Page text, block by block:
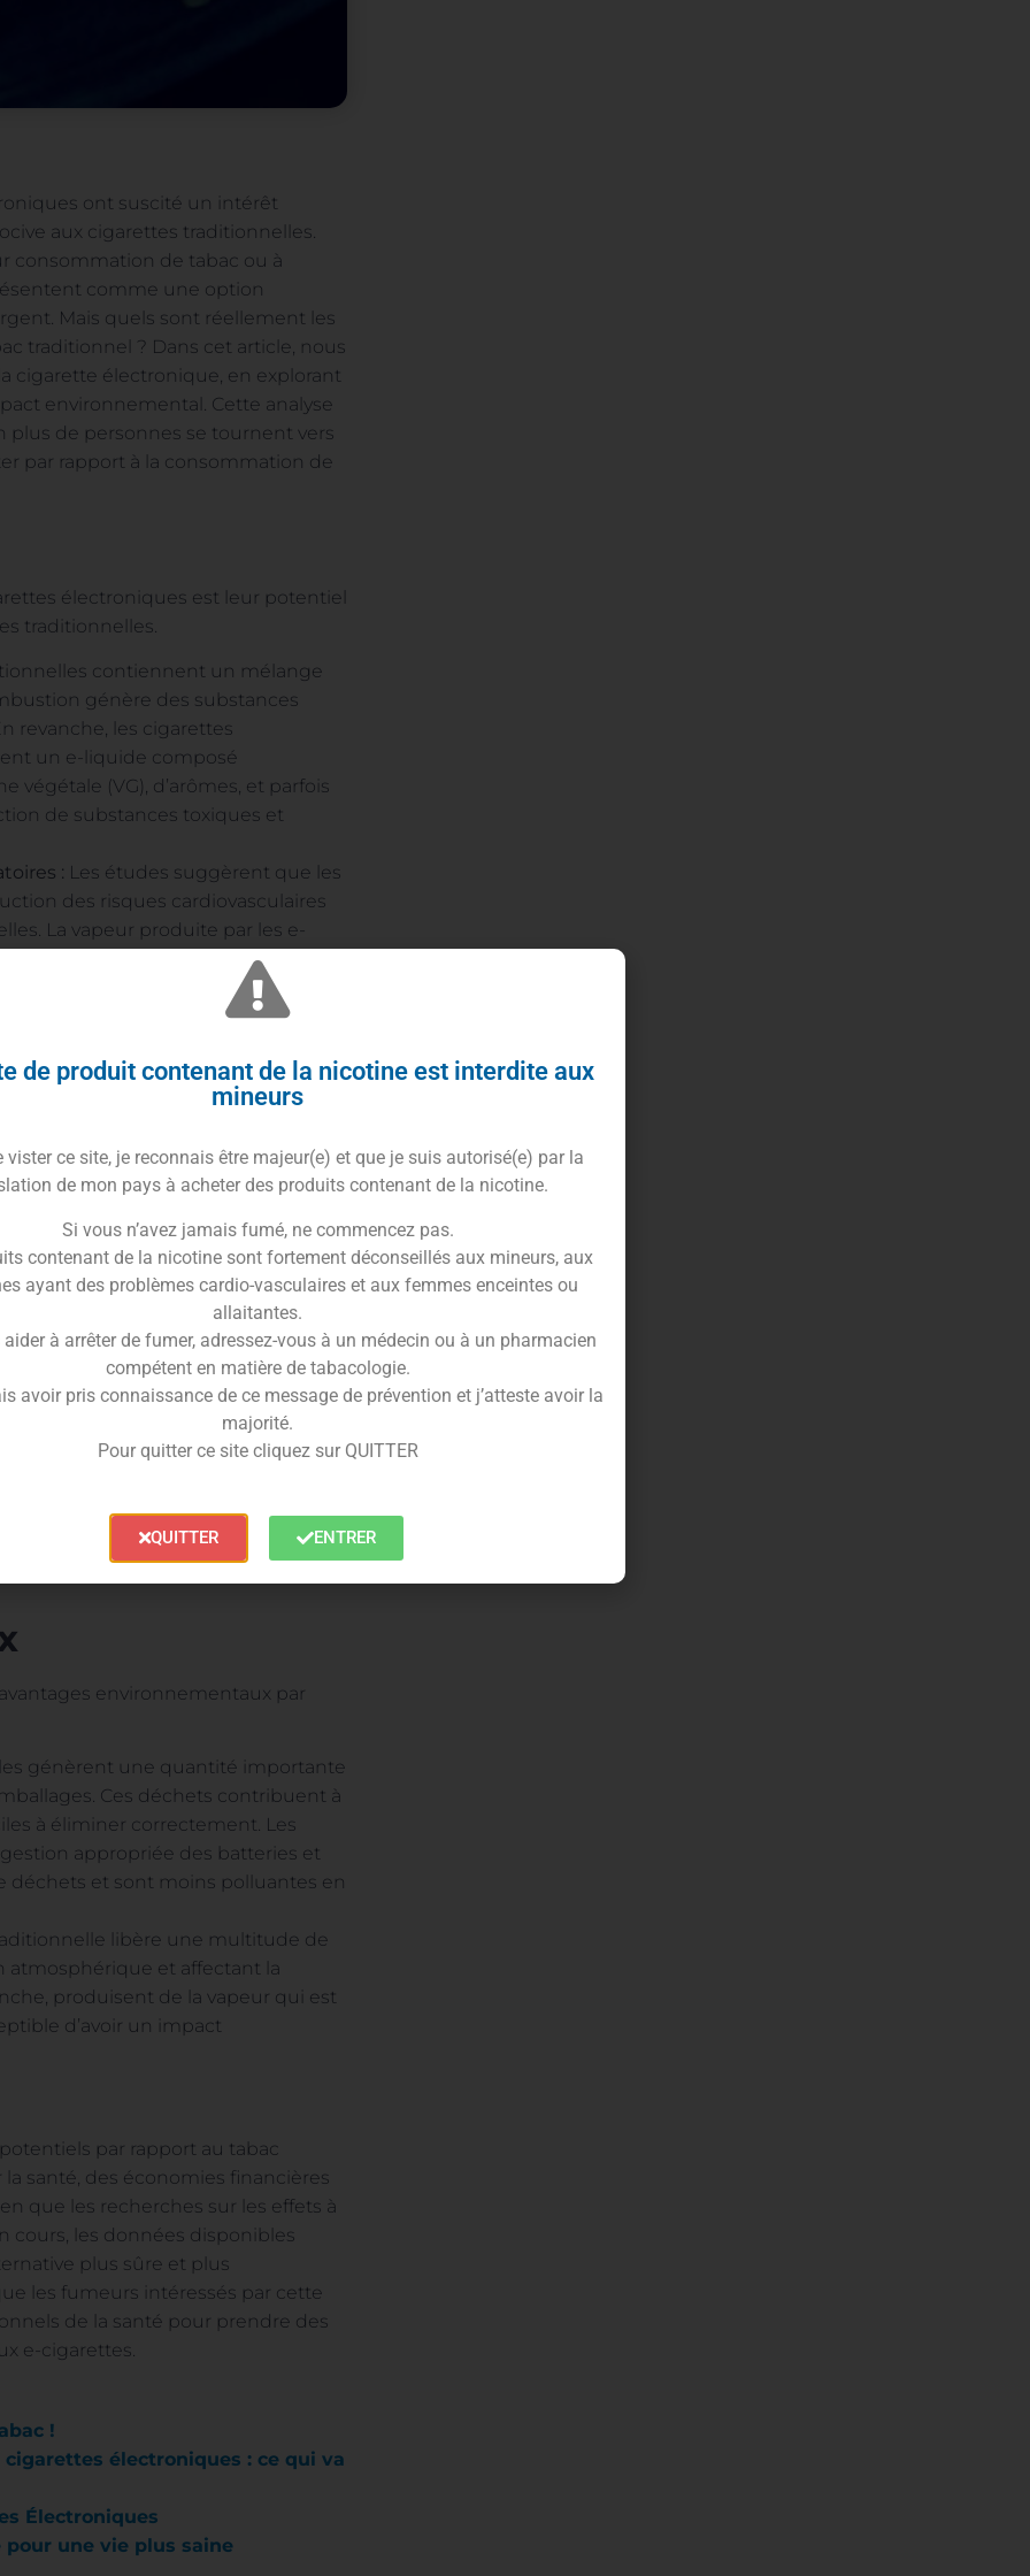
ont suscité un intérêt
aux cigarettes traditionnelles.
consommation de tabac ou à
comme une option
Mais quels sont réellement les
traditionnel ? Dans cet article, nous
cigarette électronique, en explorant
environnemental. Cette analyse
de personnes se tournent vers
par rapport à la consommation de
électroniques est leur potentiel
traditionnelles.
contiennent un mélange
génère des substances
revanche, les cigarettes
un e-liquide composé
végétale (VG), d’arômes, et parfois
de substances toxiques et
: Les études suggèrent que les
des risques cardiovasculaires
La vapeur produite par les e-
les poumons, ce qui peut conduire
utilisateurs.
sont associées à un
bouche, et de la gorge, en raison
Bien que la recherche soit encore
électroniques pourraient
étant donné leur
est le potentiel d’économies
appareil de cigarette électronique
liquides et les accessoires sont
Les fumeurs peuvent
cigarettes, surtout en considérant
voire des années avec un
sont des produits
des coûts récurrents plus
environnementaux par
génèrent une quantité importante
Ces déchets contribuent à
à éliminer correctement. Les
appropriée des batteries et
et sont moins polluantes en
libère une multitude de
atmosphérique et affectant la
produisent de la vapeur qui est
d’avoir un impact
par rapport au tabac
santé, des économies financières
que les recherches sur les effets à
cours, les données disponibles
plus sûre et plus
les fumeurs intéressés par cette
de la santé pour prendre des
e-cigarettes.
!
électroniques : ce qui va
Électroniques
pour une vie plus saine
de produit contenant de la nicotine est interdite aux
mineurs
vister ce site, je reconnais être majeur(e) et que je suis autorisé(e) par la
de mon pays à acheter des produits contenant de la nicotine.
Si vous n’avez jamais fumé, ne commencez pas.
contenant de la nicotine sont fortement déconseillés aux mineurs, aux
ayant des problèmes cardio-vasculaires et aux femmes enceintes ou
allaitantes.
à arrêter de fumer, adressez-vous à un médecin ou à un pharmacien
compétent en matière de tabacologie.
avoir pris connaissance de ce message de prévention et j’atteste avoir la
majorité.
Pour quitter ce site cliquez sur QUITTER
QUITTER ENTRER